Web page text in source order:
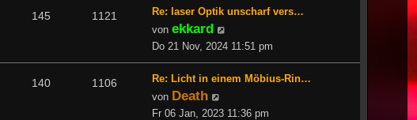
145 1121
Re: laser Optik unscharf vers…
von ekkard
Beitrag
Do 21 Nov, 2024 11:51 pm
140 1106
Re: Licht in einem Möbius-Rin…
von Death
Beitrag
Fr 06 Jan, 2023 11:36 pm